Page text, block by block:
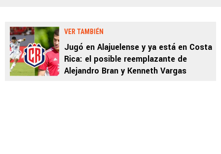
VER TAMBIÉN
Jugó en Alajuelense y ya está en Costa
Rica: el posible reemplazante de
Alejandro Bran y Kenneth Vargas